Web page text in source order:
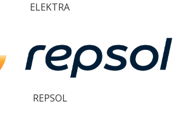
ELEKTRA
REPSOL